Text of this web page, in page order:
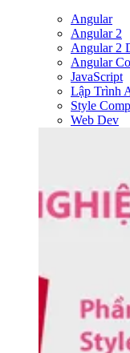
Angular
Angular 2
Angular 2
Angular
JavaScript
Lập Trình
Style
Web Dev